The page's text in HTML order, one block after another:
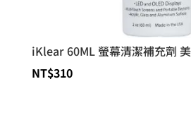
iKlear 60ML 螢幕清潔補充劑
NT$310